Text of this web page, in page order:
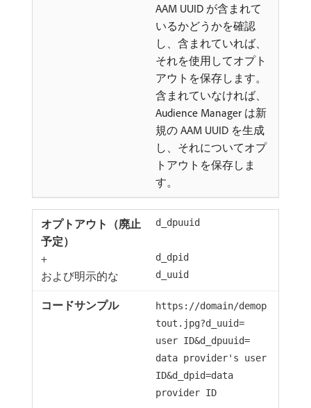
AAM UUID が含まれて
いるかどうかを確認
し、含まれていれば、
それを使用してオプト
アウトを保存します。
含まれていなければ、
Audience Manager は新
規の AAM UUID を生成
し、それについてオプ
トアウトを保存しま
す。
d_dpuuid
+ d_dpid
および明示的な d_uuid
https://domain/demop
tout.jpg?d_uuid=
user ID&d_dpuuid=
data provider's user
ID&d_dpid=data
provider ID